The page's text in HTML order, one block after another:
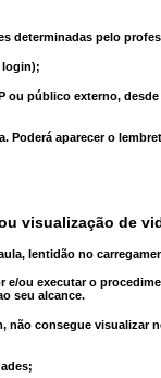
determinadas pelo
login);
ou público externo,
. Poderá aparecer o
visualização de
lentidão no
e/ou executar o
seu alcance.
não consegue visualizar